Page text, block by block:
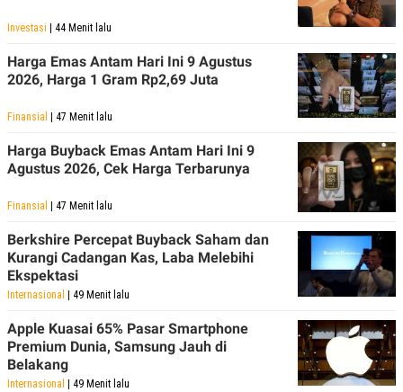
Investasi | 44 Menit lalu
Harga Emas Antam Hari Ini 9 Agustus
2026, Harga 1 Gram Rp2,69 Juta
Finansial | 47 Menit lalu
Harga Buyback Emas Antam Hari Ini 9
Agustus 2026, Cek Harga Terbarunya
Finansial | 47 Menit lalu
Berkshire Percepat Buyback Saham dan
Kurangi Cadangan Kas, Laba Melebihi
Ekspektasi
Internasional | 49 Menit lalu
Apple Kuasai 65% Pasar Smartphone
Premium Dunia, Samsung Jauh di
Belakang
Internasional | 49 Menit lalu